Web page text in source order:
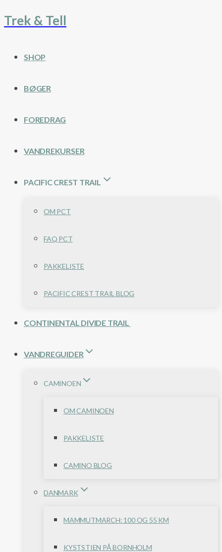
Fortsæt
Trek & Tell
SHOP
BØGER
FOREDRAG
VANDREKURSER
PACIFIC CREST TRAIL
OM PCT
FAQ PCT
PAKKELISTE
PACIFIC CREST TRAIL BLOG
CONTINENTAL DIVIDE TRAIL
VANDREGUIDER
CAMINOEN
OM CAMINOEN
PAKKELISTE
CAMINO BLOG
DANMARK
MAMMUTMARCH: 100 OG 55 KM
KYSTSTIEN PÅ BORNHOLM